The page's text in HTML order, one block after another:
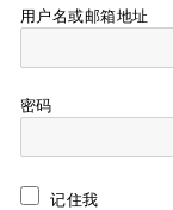
用户名或邮箱地址
密码
记住我